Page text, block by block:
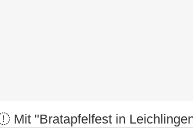
Mit "Bratapfelfest in